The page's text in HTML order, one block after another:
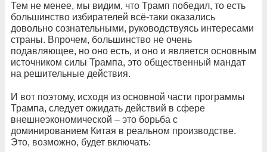
Тем не менее, мы видим, что Трамп победил, то есть
большинство избирателей всё-таки оказались
довольно сознательными, руководствуясь интересами
страны. Впрочем, большинство не очень
подавляющее, но оно есть, и оно и является основным
источником силы Трампа, это общественный мандат
на решительные действия.
И вот поэтому, исходя из основной части программы
Трампа, следует ожидать действий в сфере
внешнеэкономической – это борьба с
доминированием Китая в реальном производстве.
Это, возможно, будет включать: